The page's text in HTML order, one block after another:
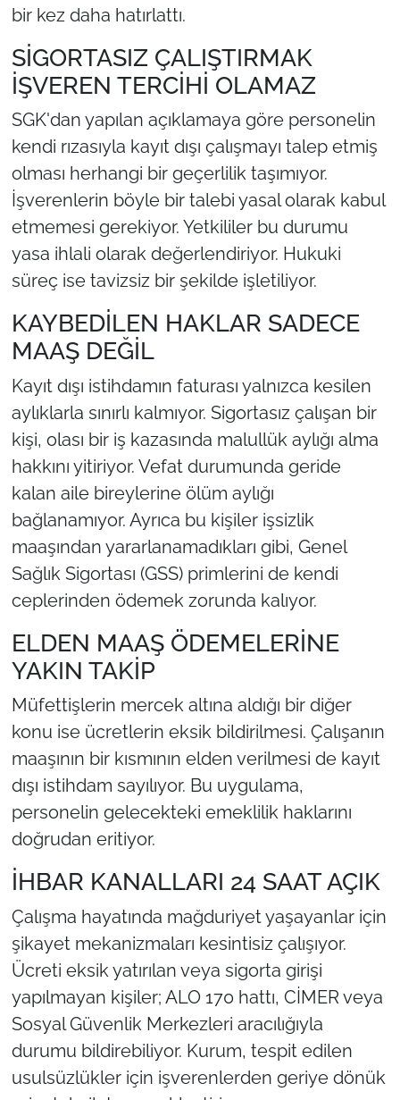
bir kez daha hatırlattı.
SİGORTASIZ ÇALIŞTIRMAK
İŞVEREN TERCİHİ OLAMAZ
SGK'dan yapılan açıklamaya göre personelin
kendi rızasıyla kayıt dışı çalışmayı talep etmiş
olması herhangi bir geçerlilik taşımıyor.
İşverenlerin böyle bir talebi yasal olarak kabul
etmemesi gerekiyor. Yetkililer bu durumu
yasa ihlali olarak değerlendiriyor. Hukuki
süreç ise tavizsiz bir şekilde işletiliyor.
KAYBEDİLEN HAKLAR SADECE
MAAŞ DEĞİL
Kayıt dışı istihdamın faturası yalnızca kesilen
aylıklarla sınırlı kalmıyor. Sigortasız çalışan bir
kişi, olası bir iş kazasında malullük aylığı alma
hakkını yitiriyor. Vefat durumunda geride
kalan aile bireylerine ölüm aylığı
bağlanamıyor. Ayrıca bu kişiler işsizlik
maaşından yararlanamadıkları gibi, Genel
Sağlık Sigortası (GSS) primlerini de kendi
ceplerinden ödemek zorunda kalıyor.
ELDEN MAAŞ ÖDEMELERİNE
YAKIN TAKİP
Müfettişlerin mercek altına aldığı bir diğer
konu ise ücretlerin eksik bildirilmesi. Çalışanın
maaşının bir kısmının elden verilmesi de kayıt
dışı istihdam sayılıyor. Bu uygulama,
personelin gelecekteki emeklilik haklarını
doğrudan eritiyor.
İHBAR KANALLARI 24 SAAT AÇIK
Çalışma hayatında mağduriyet yaşayanlar için
şikayet mekanizmaları kesintisiz çalışıyor.
Ücreti eksik yatırılan veya sigorta girişi
yapılmayan kişiler; ALO 170 hattı, CİMER veya
Sosyal Güvenlik Merkezleri aracılığıyla
durumu bildirebiliyor. Kurum, tespit edilen
usulsüzlükler için işverenlerden geriye dönük